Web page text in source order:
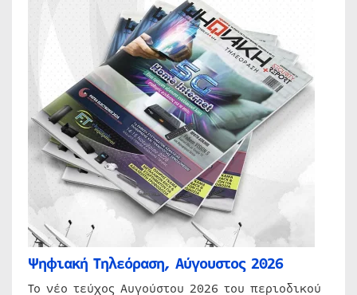
Ψηφιακή Τηλεόραση, Αύγουστος 2026
Το νέο τεύχος Αυγούστου 2026 του περιοδικού